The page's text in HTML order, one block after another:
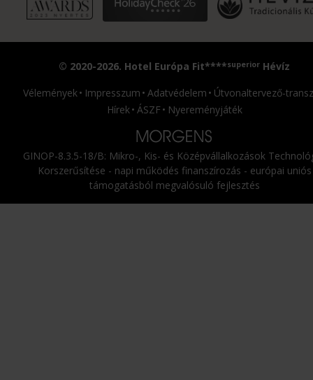
© 2020-2026. Hotel Európa Fit****superior Hévíz
Vélemények
Impresszum Adatvédelem
Útvonaltervező-
Hírek ÁSZF Nyereményjáték
GINOP-8.3.5-18/B: Mikro-, Kis- és Középvállalkozások
Korszerűsítése - napi működés finanszírozás - európai uniós
támogatásból megvalósuló fejlesztés